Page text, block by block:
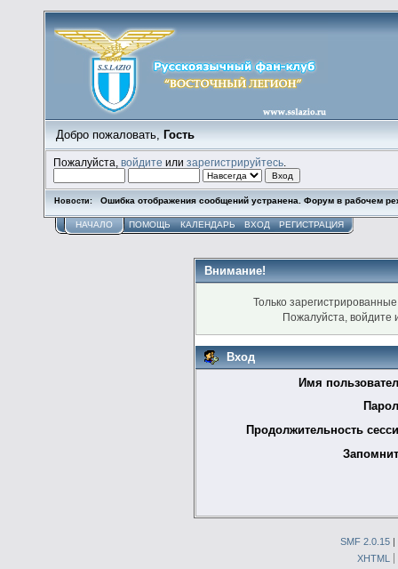
Добро пожаловать, Гость
Пожалуйста,войдите илизарегистрируйтесь
Новости: Ошибка отображения сообщений устранена. Форум в рабочем
НАЧАЛО ПОМОЩЬ КАЛЕНДАРЬ ВХОД РЕГИСТРАЦИЯ
Внимание!
Только
Пожалуйста, войдите
Вход
Имя
Продолжительность
SMF 2.0.15 |
XHTML